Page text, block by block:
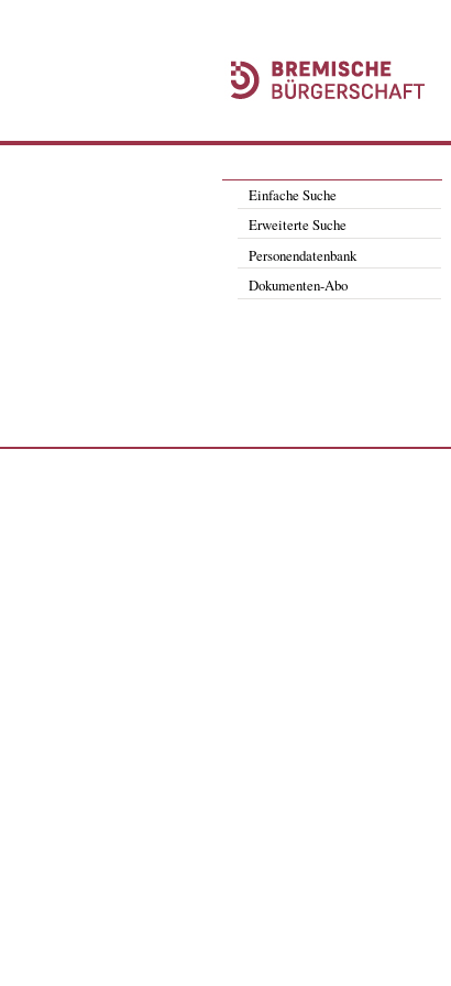
Einfache Suche
Erweiterte Suche
Personendatenbank
Dokumenten-Abo